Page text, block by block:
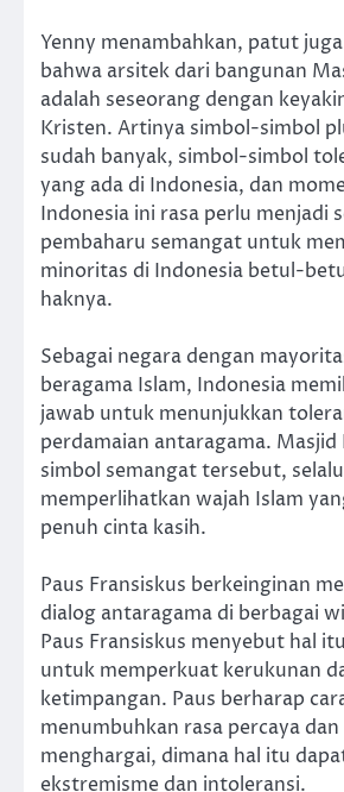
Yenny menambahkan, patut
bahwa arsitek dari bangunan
adalah seseorang dengan
Kristen. Artinya simbol-simbol
sudah banyak, simbol-simbol
yang ada di Indonesia, dan
Indonesia ini rasa perlu menjadi
pembaharu semangat untuk
minoritas di Indonesia betul-
haknya.
Sebagai negara dengan
beragama Islam, Indonesia
jawab untuk menunjukkan
perdamaian antaragama. Masjid
simbol semangat tersebut,
memperlihatkan wajah Islam
penuh cinta kasih.
Paus Fransiskus berkeinginan
dialog antaragama di berbagai
Paus Fransiskus menyebut hal
untuk memperkuat kerukunan
ketimpangan. Paus berharap
menumbuhkan rasa percaya
menghargai, dimana hal itu
ekstremisme dan intoleransi.